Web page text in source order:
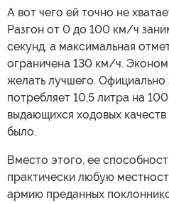
А вот чего ей точно не
Разгон от 0 до 100 км/ч
секунд, а максимальная
ограничена 130 км/ч.
желать лучшего. Официально
потребляет 10,5 литра на
выдающихся ходовых
было.
Вместо этого, ее
практически любую
армию преданных